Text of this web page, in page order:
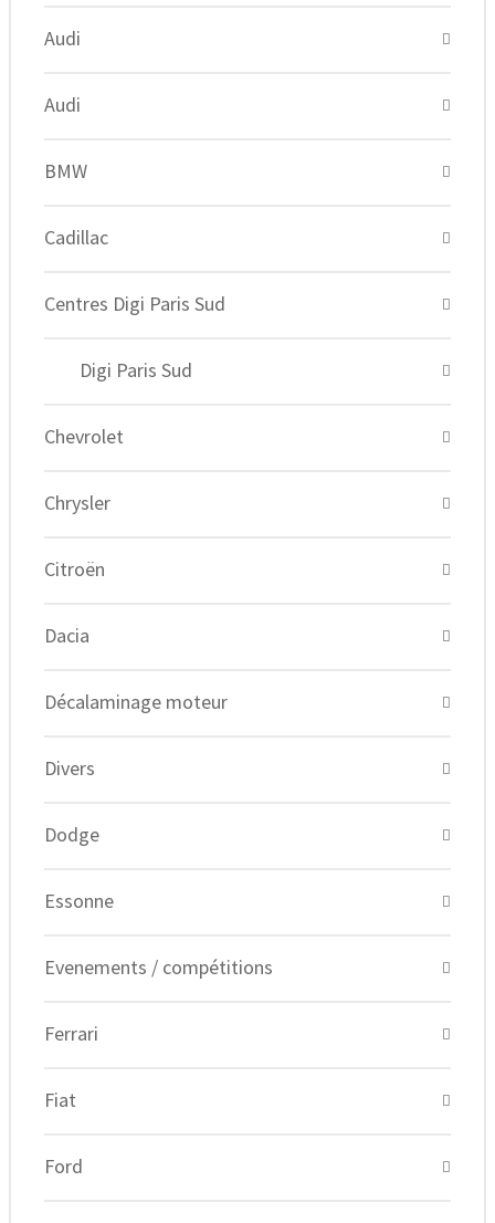
Audi
Audi
BMW
Cadillac
Centres Digi Paris Sud
Digi Paris Sud
Chevrolet
Chrysler
Citroën
Dacia
Décalaminage moteur
Divers
Dodge
Essonne
Evenements / compétitions
Ferrari
Fiat
Ford